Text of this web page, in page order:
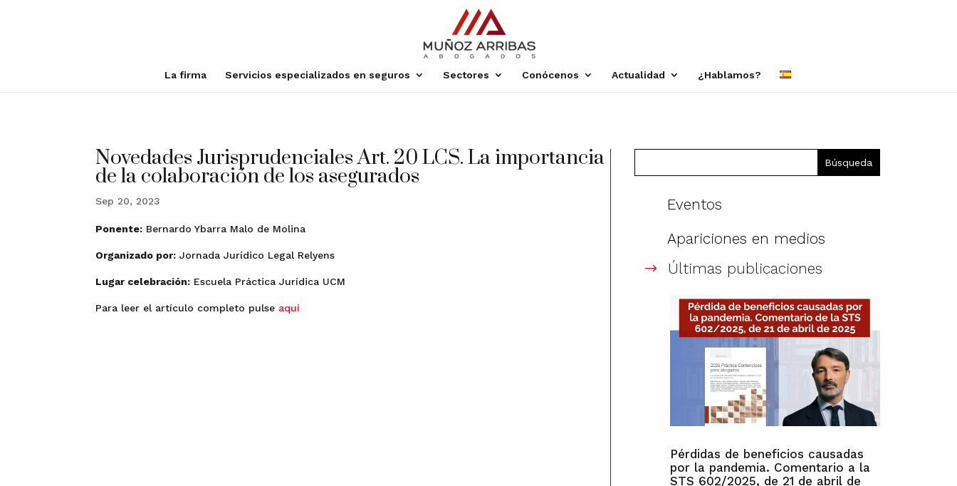
La firma Servicios especializados en seguros Sectores Conócenos Actualidad ¿Hablamos?
Novedades Jurisprudenciales Art. 20 LCS. La importancia
de la colaboración de los asegurados
Sep 20, 2023
Ponente: Bernardo Ybarra Malo de Molina
Organizado por: Jornada Jurídico Legal Relyens
Lugar celebración: Escuela Práctica Jurídica UCM
Para leer el artículo completo pulse aquí
Eventos
Apariciones en medios
$ Últimas publicaciones
Pérdidas de beneficios causadas
por la pandemia. Comentario a la
STS 602/2025, de 21 de abril de